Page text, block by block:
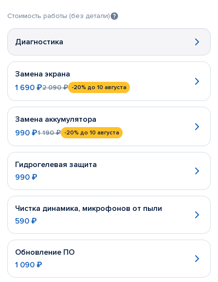
Стоимость работы (без детали)
Диагностика
Замена экрана
1 690 ₽2 090 ₽ -20% до 10 августа
Замена аккумулятора
990 ₽1 190 ₽ -20% до 10 августа
Гидрогелевая защита
990 ₽
Чистка динамика, микрофонов от пыли
590 ₽
Обновление ПО
1 090 ₽